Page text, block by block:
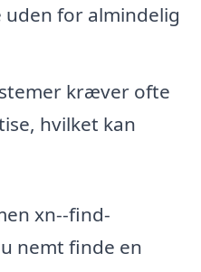
uden for almindelig
kræver ofte
hvilket kan
xn--find-
nemt finde en